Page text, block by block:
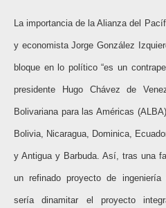
La importancia de la Alianza del
y economista Jorge González
bloque en lo político “es un
presidente Hugo Chávez de
Bolivariana para las Américas
Bolivia, Nicaragua, Dominica,
y Antigua y Barbuda. Así, tras una
un refinado proyecto de ingeniería
sería dinamitar el proyecto